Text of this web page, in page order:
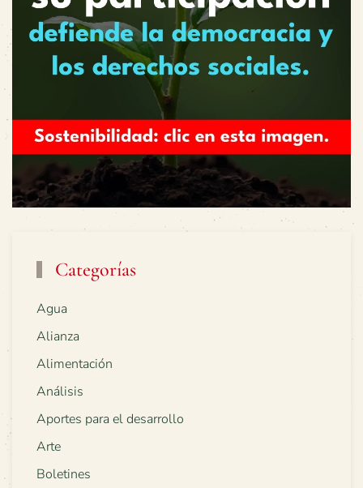
Categorías
Agua
Alianza
Alimentación
Análisis
Aportes para el desarrollo
Arte
Boletines